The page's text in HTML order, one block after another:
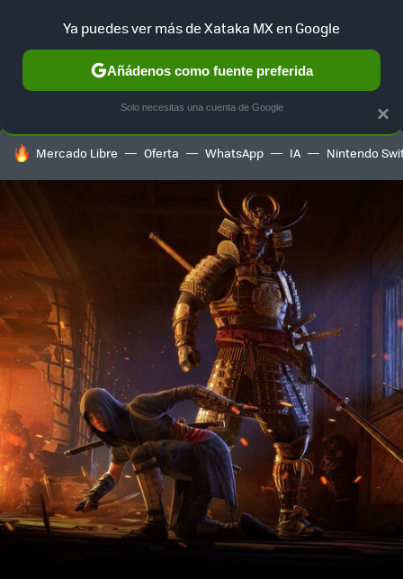
MENÚ NUEVO
GAMING HOME AUTO
HOY SE HABLA DE
Mercado Libre Oferta WhatsApp IA Nintendo
×
Ya puedes ver más de Xataka MX en Google
Añádenos como fuente preferida
Solo necesitas una cuenta de Google